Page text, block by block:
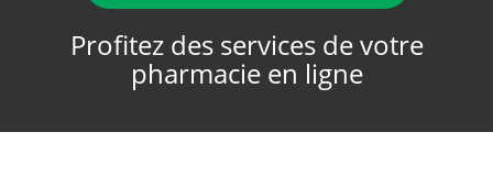
Profitez des services de votre
pharmacie en ligne